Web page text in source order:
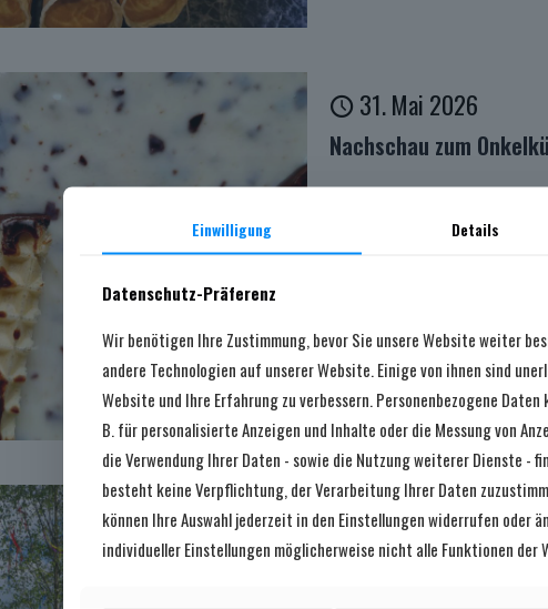
31. Mai 2026
Nachschau zum
18. Mai 2026
Ein etwas anderes
Einwilligung Details
Datenschutz-Präferenz
Wir benötigen Ihre Zustimmung, bevor Sie unsere Website weiter
andere Technologien auf unserer Website. Einige von ihnen sind
Website und Ihre Erfahrung zu verbessern. Personenbezogene Daten
B. für personalisierte Anzeigen und Inhalte oder die Messung von
die Verwendung Ihrer Daten - sowie die Nutzung weiterer Dienste -
besteht keine Verpflichtung, der Verarbeitung Ihrer Daten
können Ihre Auswahl jederzeit in den Einstellungen widerrufen oder
individueller Einstellungen möglicherweise nicht alle Funktionen der